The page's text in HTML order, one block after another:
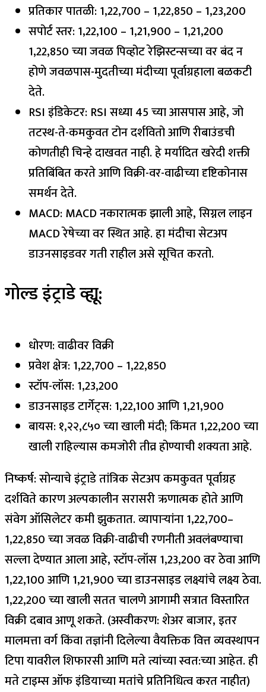
प्रतिकार पातळी: ₹1,22,700 – ₹1,22,850 – ₹1,23,200
सपोर्ट स्तर: ₹1,22,100 – ₹1,21,900 – ₹1,21,200
₹1,22,850 च्या जवळ पिव्होट रेझिस्टन्सच्या वर बंद न
होणे जवळपास-मुदतीच्या मंदीच्या पूर्वाग्रहाला बळकटी
देते.
RSI इंडिकेटर: RSI सध्या 45 च्या आसपास आहे, जो
तटस्थ-ते-कमकुवत टोन दर्शवितो आणि रीबाउंडची
कोणतीही चिन्हे दाखवत नाही. हे मर्यादित खरेदी शक्ती
प्रतिबिंबित करते आणि विक्री-वर-वाढीच्या दृष्टिकोनास
समर्थन देते.
MACD: MACD नकारात्मक झाली आहे, सिग्नल लाइन
MACD रेषेच्या वर स्थित आहे. हा मंदीचा सेटअप
डाउनसाइडवर गती राहील असे सूचित करतो.
गोल्ड इंट्राडे व्ह्यू:
धोरण: वाढीवर विक्री
प्रवेश क्षेत्र: ₹1,22,700 – ₹1,22,850
स्टॉप-लॉस: ₹1,23,200
डाउनसाइड टार्गेट्स: ₹1,22,100 आणि ₹1,21,900
बायस: ₹१,२२,८५० च्या खाली मंदी; किंमत ₹1,22,200 च्या
खाली राहिल्यास कमजोरी तीव्र होण्याची शक्यता आहे.
निष्कर्ष:सोन्याचे इंट्राडे तांत्रिक सेटअप कमकुवत पूर्वाग्रह
दर्शविते कारण अल्पकालीन सरासरी ऋणात्मक होते आणि
संवेग ऑसिलेटर कमी झुकतात. व्यापाऱ्यांना ₹1,22,700–
₹1,22,850 च्या जवळ विक्री-वाढीची रणनीती अवलंबण्याचा
सल्ला देण्यात आला आहे, स्टॉप-लॉस ₹1,23,200 वर ठेवा आणि
₹1,22,100 आणि ₹1,21,900 च्या डाउनसाइड लक्ष्यांचे लक्ष्य ठेवा.
₹1,22,200 च्या खाली सतत चालणे आगामी सत्रात विस्तारित
विक्री दबाव आणू शकते.(अस्वीकरण: शेअर बाजार, इतर
मालमत्ता वर्ग किंवा तज्ञांनी दिलेल्या वैयक्तिक वित्त व्यवस्थापन
टिपा यावरील शिफारसी आणि मते त्यांच्या स्वत:च्या आहेत. ही
मते टाइम्स ऑफ इंडियाच्या मतांचे प्रतिनिधित्व करत नाहीत)